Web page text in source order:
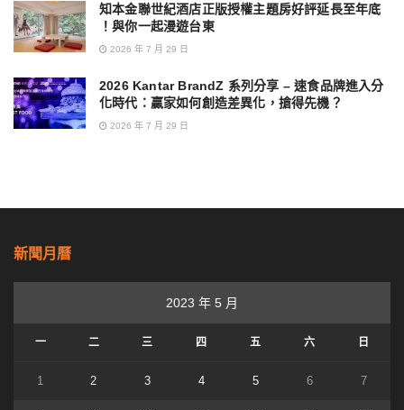
知本金聯世紀酒店正版授權主題房好評延長至年底
！與你一起漫遊台東
2026 年 7 月 29 日
2026 Kantar BrandZ 系列分享 – 速食品牌進入分
化時代：贏家如何創造差異化，搶得先機？
2026 年 7 月 29 日
新聞月曆
2023 年 5 月
一 二 三 四 五 六 日
1 2 3 4 5 6 7